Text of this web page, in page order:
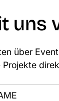
der Strecke.
uns
über
Projekte